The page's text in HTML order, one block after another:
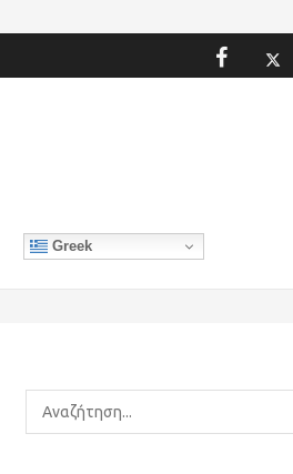
Greek